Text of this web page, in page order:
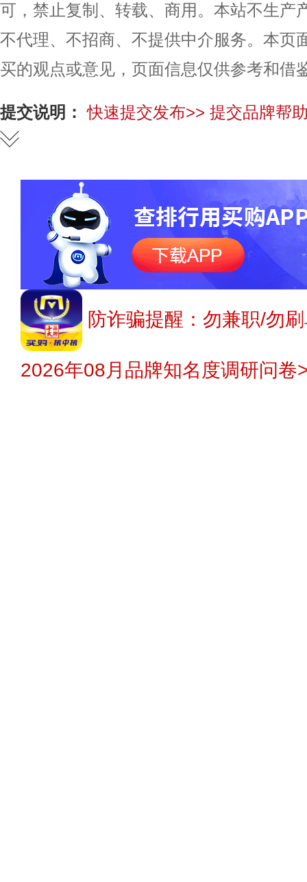
可，禁止复制、转载、商用。本站不生产
不代理、不招商、不提供中介服务。本页
买的观点或意见，页面信息仅供参考和借
提交说明： 快速提交发布>> 提交品牌帮
防诈骗提醒：勿兼职/勿
2026年08月品牌知名度调研问卷